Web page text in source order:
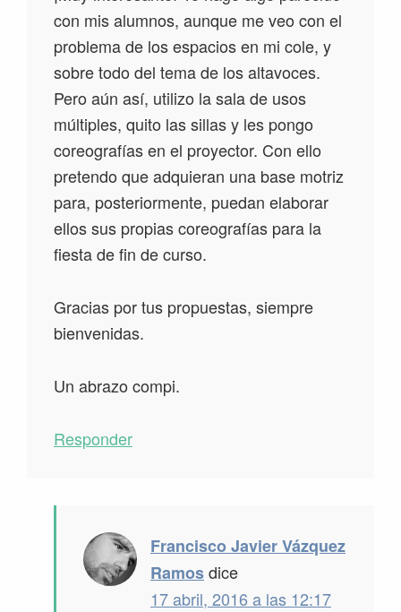
con mis alumnos, aunque me veo con el
problema de los espacios en mi cole, y
sobre todo del tema de los altavoces.
Pero aún así, utilizo la sala de usos
múltiples, quito las sillas y les pongo
coreografías en el proyector. Con ello
pretendo que adquieran una base motriz
para, posteriormente, puedan elaborar
ellos sus propias coreografías para la
fiesta de fin de curso.
Gracias por tus propuestas, siempre
bienvenidas.
Un abrazo compi.
Responder
Francisco Javier Vázquez
Ramosdice
17 abril, 2016 a las 12:17